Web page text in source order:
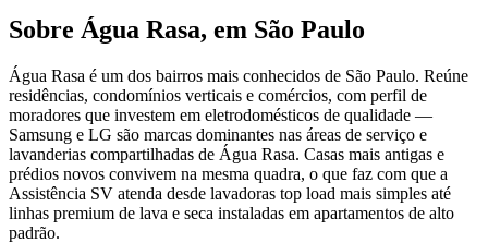
Sobre Água Rasa, em São Paulo
Água Rasa é um dos bairros mais conhecidos de São Paulo. Reúne
residências, condomínios verticais e comércios, com perfil de
moradores que investem em eletrodomésticos de qualidade —
Samsung e LG são marcas dominantes nas áreas de serviço e
lavanderias compartilhadas de Água Rasa. Casas mais antigas e
prédios novos convivem na mesma quadra, o que faz com que a
Assistência SV atenda desde lavadoras top load mais simples até
linhas premium de lava e seca instaladas em apartamentos de alto
padrão.